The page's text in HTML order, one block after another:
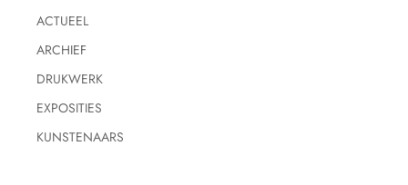
ACTUEEL
ARCHIEF
DRUKWERK
EXPOSITIES
KUNSTENAARS